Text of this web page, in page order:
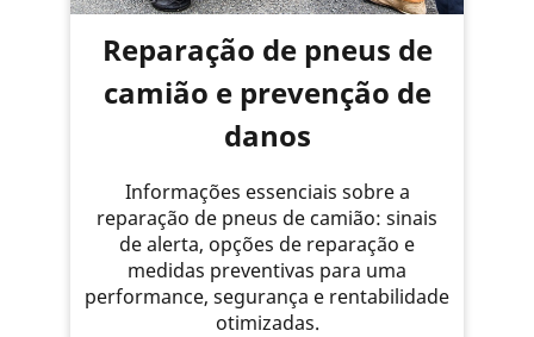
Reparação de pneus de
camião e prevenção de
danos
Informações essenciais sobre a
reparação de pneus de camião: sinais
de alerta, opções de reparação e
medidas preventivas para uma
performance, segurança e rentabilidade
otimizadas.